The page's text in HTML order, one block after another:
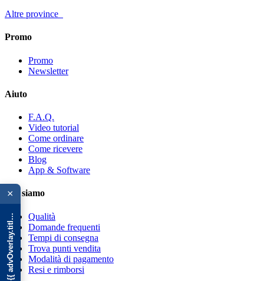
×
{{ advOverlay.title || 'Promo' }}
Altre province
Promo
Promo
Newsletter
Aiuto
F.A.Q.
Video tutorial
Come ordinare
Come ricevere
Blog
App & Software
Chi siamo
Qualità
Domande frequenti
Tempi di consegna
Trova punti vendita
Modalità di pagamento
Resi e rimborsi